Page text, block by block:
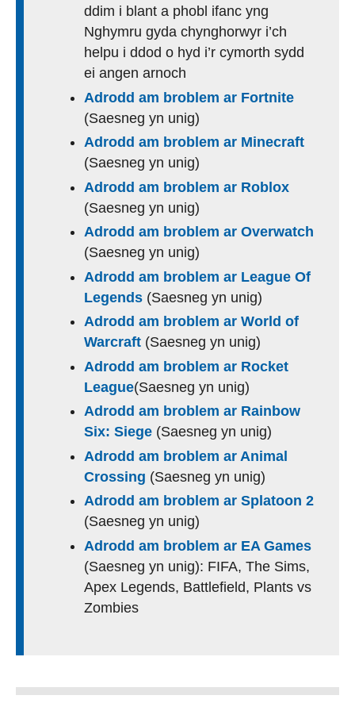
ddim i blant a phobl ifanc yng
Nghymru gyda chynghorwyr i’ch
helpu i ddod o hyd i’r cymorth sydd
ei angen arnoch
Adrodd am broblem ar Fortnite
(Saesneg yn unig)
Adrodd am broblem ar Minecraft
(Saesneg yn unig)
Adrodd am broblem ar Roblox
(Saesneg yn unig)
Adrodd am broblem ar Overwatch
(Saesneg yn unig)
Adrodd am broblem ar League Of
Legends (Saesneg yn unig)
Adrodd am broblem ar World of
Warcraft (Saesneg yn unig)
Adrodd am broblem ar Rocket
League(Saesneg yn unig)
Adrodd am broblem ar Rainbow
Six: Siege (Saesneg yn unig)
Adrodd am broblem ar Animal
Crossing (Saesneg yn unig)
Adrodd am broblem ar Splatoon 2
(Saesneg yn unig)
Adrodd am broblem ar EA Games
(Saesneg yn unig): FIFA, The Sims,
Apex Legends, Battlefield, Plants vs
Zombies